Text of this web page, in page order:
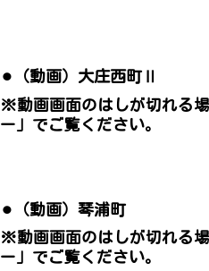
⚫︎（動画）大庄西町Ⅱ
※動画画面のはしが切れる
ー」でご覧ください。
⚫︎（動画）琴浦町
※動画画面のはしが切れる
ー」でご覧ください。